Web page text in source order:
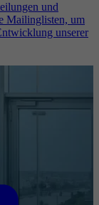
und
Mailinglisten, um
unserer